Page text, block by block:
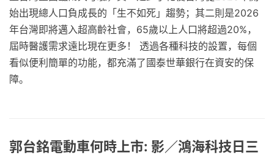
始出現總人口負成長的「生不如死」趨勢；其二則是2026
年台灣即將邁入超高齡社會，65歲以上人口將超過20%，
屆時醫護需求遠比現在更多！ 透過各種科技的設置，每個
看似便利簡單的功能，都充滿了國泰世華銀行在資安的保
障。
郭台銘電動車何時上市: 影／鴻海科技日三